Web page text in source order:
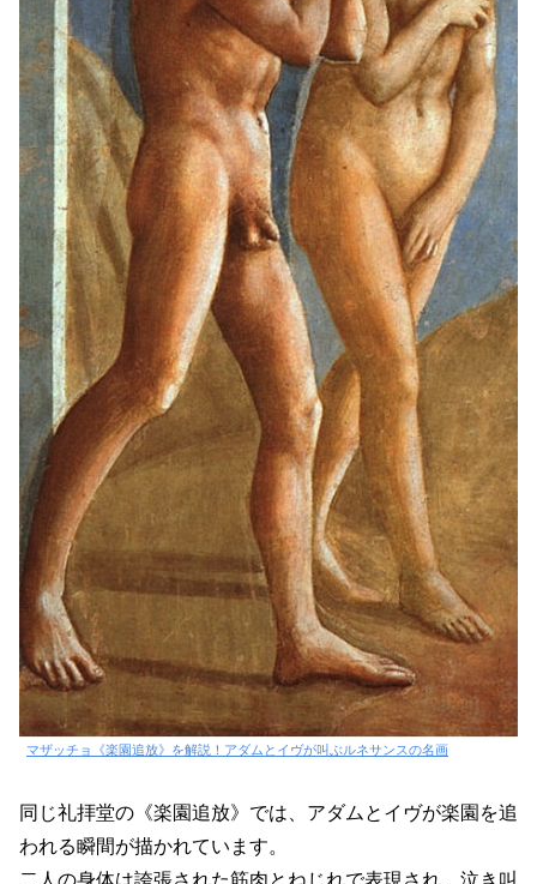
マザッチョ《楽園追放》を解説！アダムとイヴが叫ぶルネサンスの名画
同じ礼拝堂の《楽園追放》では、アダムとイヴが楽園を追
われる瞬間が描かれています。
二人の身体は誇張された筋肉とねじれで表現され、泣き叫